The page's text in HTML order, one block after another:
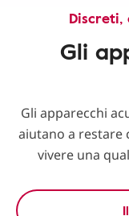
Gli
Gli apparecchi
aiutano a restare
vivere una